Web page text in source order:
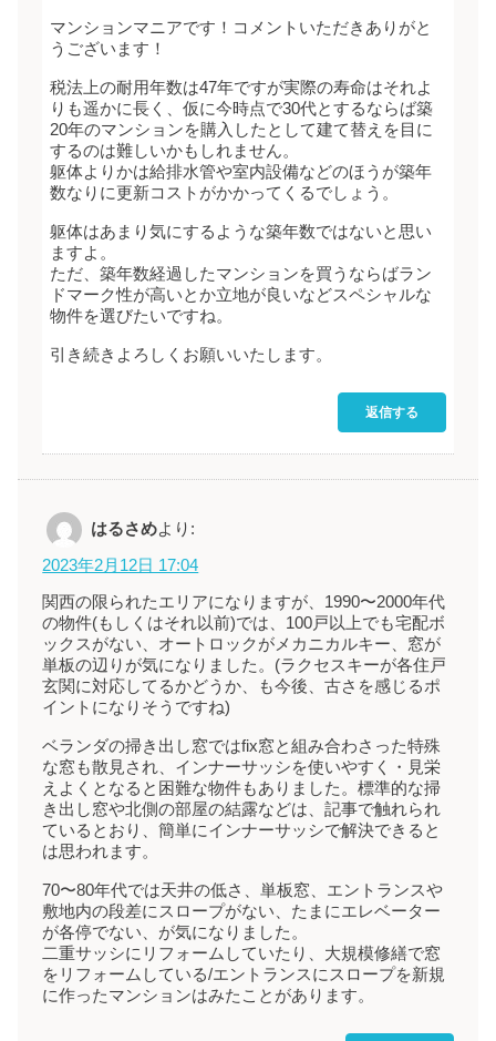
マンションマニアです！コメントいただきありがと
うございます！
税法上の耐用年数は47年ですが実際の寿命はそれよ
りも遥かに長く、仮に今時点で30代とするならば築
20年のマンションを購入したとして建て替えを目に
するのは難しいかもしれません。
躯体よりかは給排水管や室内設備などのほうが築年
数なりに更新コストがかかってくるでしょう。
躯体はあまり気にするような築年数ではないと思い
ますよ。
ただ、築年数経過したマンションを買うならばラン
ドマーク性が高いとか立地が良いなどスペシャルな
物件を選びたいですね。
引き続きよろしくお願いいたします。
返信する
はるさめより:
2023年2月12日 17:04
関西の限られたエリアになりますが、1990〜2000年代
の物件(もしくはそれ以前)では、100戸以上でも宅配ボ
ックスがない、オートロックがメカニカルキー、窓が
単板の辺りが気になりました。(ラクセスキーが各住戸
玄関に対応してるかどうか、も今後、古さを感じるポ
イントになりそうですね)
ベランダの掃き出し窓ではfix窓と組み合わさった特殊
な窓も散見され、インナーサッシを使いやすく・見栄
えよくとなると困難な物件もありました。標準的な掃
き出し窓や北側の部屋の結露などは、記事で触れられ
ているとおり、簡単にインナーサッシで解決できると
は思われます。
70〜80年代では天井の低さ、単板窓、エントランスや
敷地内の段差にスロープがない、たまにエレベーター
が各停でない、が気になりました。
二重サッシにリフォームしていたり、大規模修繕で窓
をリフォームしている/エントランスにスロープを新規
に作ったマンションはみたことがあります。